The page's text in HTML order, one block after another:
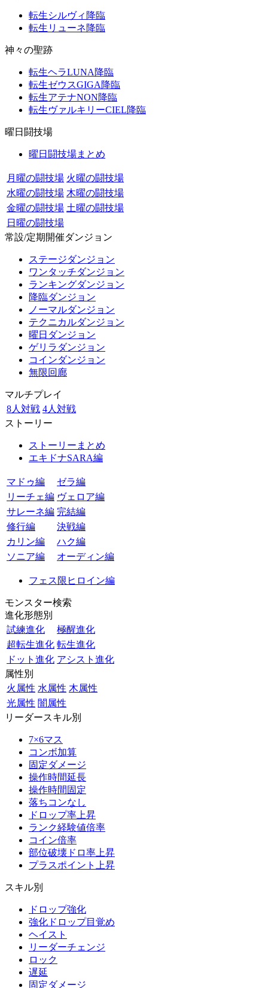
転生シルヴィ降臨
転生リューネ降臨
神々の聖跡
転生ヘラLUNA降臨
転生ゼウスGIGA降臨
転生アテナNON降臨
転生ヴァルキリーCIEL降臨
曜日闘技場
曜日闘技場まとめ
月曜の闘技場 火曜の闘技場
水曜の闘技場 木曜の闘技場
金曜の闘技場 土曜の闘技場
日曜の闘技場
常設/定期開催ダンジョン
ステージダンジョン
ワンタッチダンジョン
ランキングダンジョン
降臨ダンジョン
ノーマルダンジョン
テクニカルダンジョン
曜日ダンジョン
ゲリラダンジョン
コインダンジョン
無限回廊
マルチプレイ
8人対戦 4人対戦
ストーリー
ストーリーまとめ
エキドナSARA編
マドゥ編
ゼラ編
リーチェ編 ヴェロア編
サレーネ編 完結編
修行編
決戦編
カリン編
ハク編
ソニア編
オーディン編
フェス限ヒロイン編
モンスター検索
進化形態別
試練進化
極醒進化
超転生進化 転生進化
ドット進化 アシスト進化
属性別
火属性 水属性 木属性
光属性 闇属性
リーダースキル別
7×6マス
コンボ加算
固定ダメージ
操作時間延長
操作時間固定
落ちコンなし
ドロップ率上昇
ランク経験値倍率
コイン倍率
部位破壊ドロ率上昇
プラスポイント上昇
スキル別
ドロップ強化
強化ドロップ目覚め
ヘイスト
リーダーチェンジ
ロック
遅延
固定ダメージ